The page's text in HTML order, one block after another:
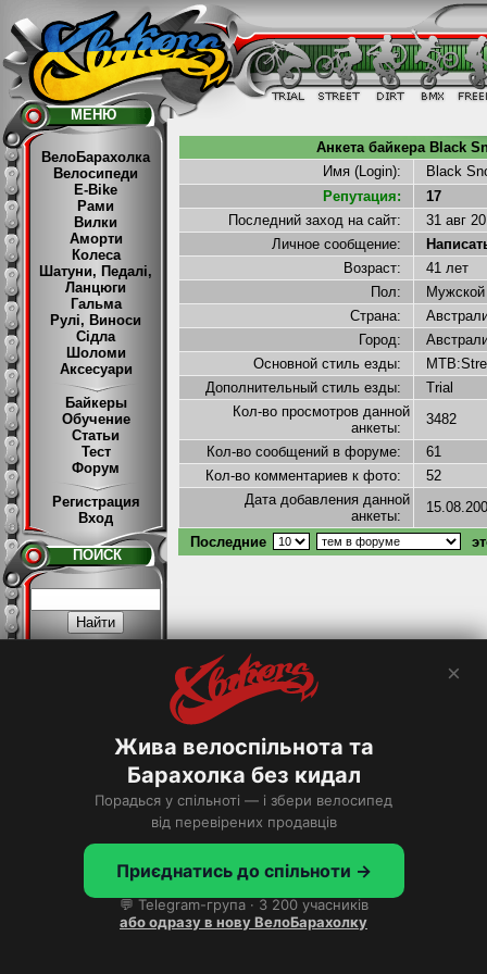
ВелоБарахолка
Велосипеди
E-Bike
Рами
Вилки
Аморти
Колеса
Шатуни, Педалі,
Ланцюги
Гальма
Рулі, Виноси
Сідла
Шоломи
Аксесуари
Байкеры
Обучение
Статьи
Тест
Форум
Регистрация
Вход
ПОИСК
Хотите в ТОП?
МЕНЮ
Анкета байкера Black
Имя (Login):
Black
Репутация:
17
Последний заход на сайт:
31 авг
Личное сообщение:
Написать
Возраст:
41 лет
Пол:
Страна:
Город:
Основной стиль езды:
Дополнительный стиль езды:
Trial
Кол-во просмотров данной
анкеты:
3482
Кол-во сообщений в форуме:
61
Кол-во комментариев к фото:
52
Дата добавления данной
анкеты:
Последние
×
Жива велоспільнота та
Барахолка без кидал
Порадься у спільноті — і збери велосипед
від перевірених продавців
Приєднатись до спільноти →
💬 Telegram-група · 3 200 учасників
або одразу в нову ВелоБарахолку